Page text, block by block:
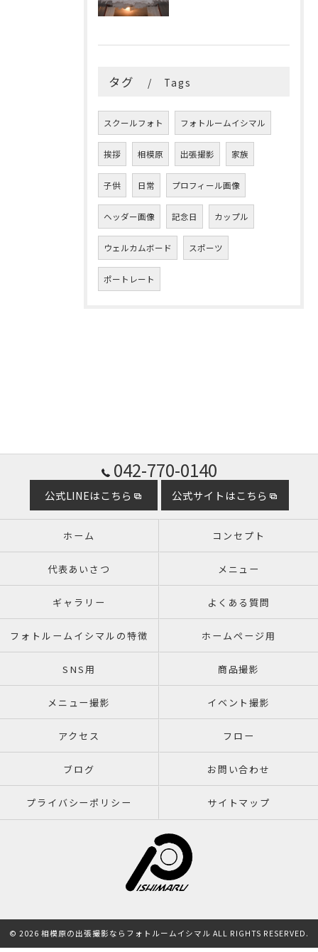
タグ Tags
スクールフォト フォトルームイシマル
挨拶 相模原 出張撮影 家族
子供 日常 プロフィール画像
ヘッダー画像 記念日 カップル
ウェルカムボード スポーツ
ポートレート
042-770-0140
公式LINEはこちら 公式サイトはこちら
ホーム コンセプト
代表あいさつ メニュー
ギャラリー よくある質問
フォトルームイシマルの特徴 ホームページ用
SNS用 商品撮影
メニュー撮影 イベント撮影
アクセス フロー
ブログ お問い合わせ
プライバシーポリシー サイトマップ
© 2026 相模原の出張撮影ならフォトルームイシマル ALL RIGHTS RESERVED.